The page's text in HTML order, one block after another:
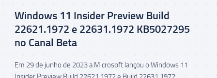
Windows 11 Insider Preview Build
22621.1972 e 22631.1972 KB5027295
no Canal Beta
Em 29 de junho de 2023 a Microsoft lançou o Windows 11